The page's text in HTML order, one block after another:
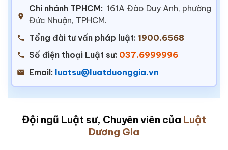
Chi nhánh TPHCM: 161A Đào Duy Anh, phường
Đức Nhuận, TPHCM.
Tổng đài tư vấn pháp luật: 1900.6568
Số điện thoại Luật sư: 037.6999996
Email: luatsu@luatduonggia.vn
Đội ngũ Luật sư, Chuyên viên của Luật
Dương Gia